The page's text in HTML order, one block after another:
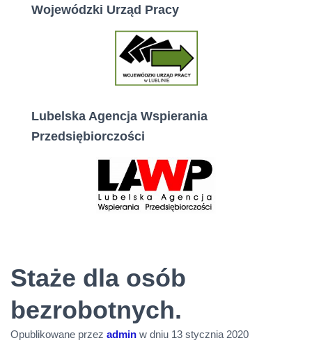
Wojewódzki Urząd Pracy
Lubelska Agencja Wspierania
Przedsiębiorczości
Staże dla osób
bezrobotnych.
Opublikowane przez admin w dniu 13 stycznia 2020